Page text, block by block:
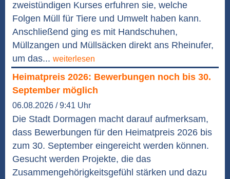
zweistündigen Kurses erfuhren sie, welche
Folgen Müll für Tiere und Umwelt haben kann.
Anschließend ging es mit Handschuhen,
Müllzangen und Müllsäcken direkt ans Rheinufer,
um das... weiterlesen
Heimatpreis 2026: Bewerbungen noch bis 30.
September möglich
06.08.2026 / 9:41 Uhr
Die Stadt Dormagen macht darauf aufmerksam,
dass Bewerbungen für den Heimatpreis 2026 bis
zum 30. September eingereicht werden können.
Gesucht werden Projekte, die das
Zusammengehörigkeitsgefühl stärken und dazu